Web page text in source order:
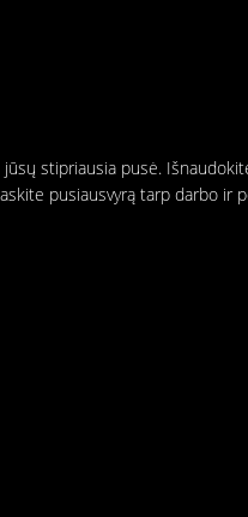
stipriausia pusė.
pusiausvyrą tarp darbo ir